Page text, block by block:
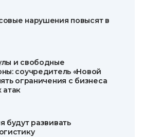
нарушения повысят в
и свободные
соучредитель «Новой
ограничения с бизнеса
атак
будут развивать